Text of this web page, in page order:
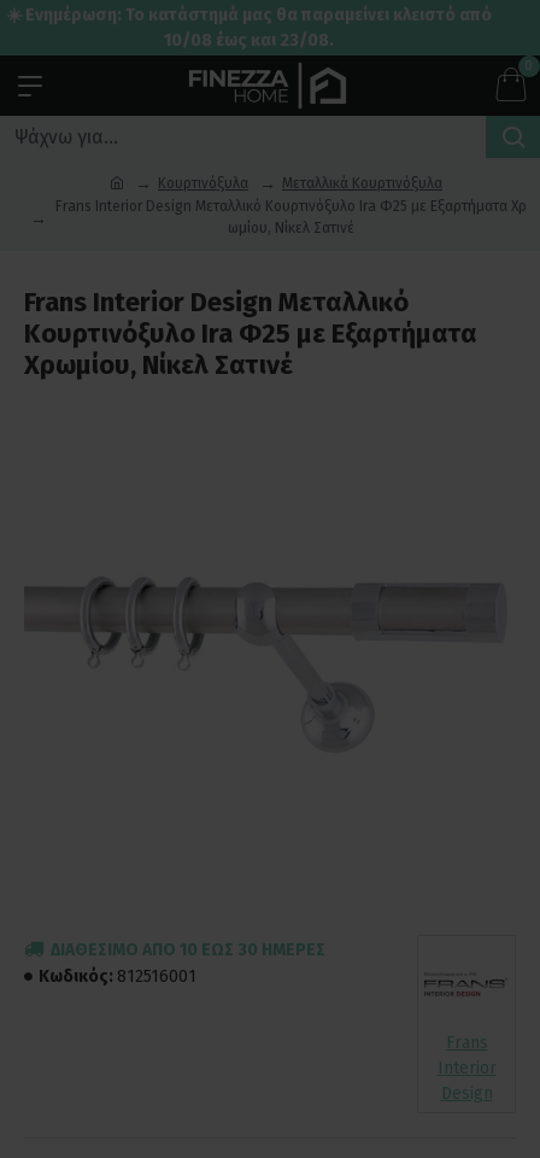
☀️ Ενημέρωση: Το κατάστημά μας θα παραμείνει κλειστό από
10/08 έως και 23/08.
0
Κουρτινόξυλα
Μεταλλικά Κουρτινόξυλα
Frans Interior Design Μεταλλικό Κουρτινόξυλο Ira Φ25 με Εξαρτήματα Χρ
ωμίου, Νίκελ Σατινέ
Frans Interior Design Μεταλλικό
Κουρτινόξυλο Ira Φ25 με Εξαρτήματα
Χρωμίου, Νίκελ Σατινέ
ΔΙΑΘΈΣΙΜΟ ΑΠΌ 10 ΈΩΣ 30 ΗΜΈΡΕΣ
Κωδικός: 812516001
Frans
Interior
Design